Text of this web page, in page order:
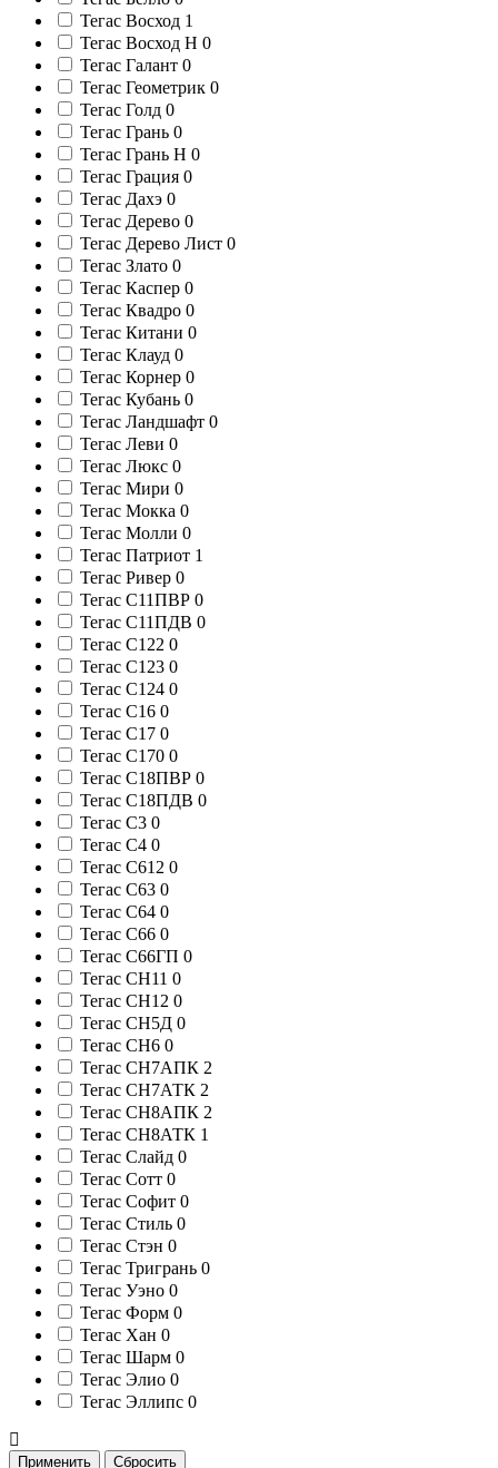
Тегас Восход 1
Тегас Восход Н 0
Тегас Галант 0
Тегас Геометрик 0
Тегас Голд 0
Тегас Грань 0
Тегас Грань Н 0
Тегас Грация 0
Тегас Дахэ 0
Тегас Дерево 0
Тегас Дерево Лист 0
Тегас Злато 0
Тегас Каспер 0
Тегас Квадро 0
Тегас Китани 0
Тегас Клауд 0
Тегас Корнер 0
Тегас Кубань 0
Тегас Ландшафт 0
Тегас Леви 0
Тегас Люкс 0
Тегас Мири 0
Тегас Мокка 0
Тегас Молли 0
Тегас Патриот 1
Тегас Ривер 0
Тегас С11ПВР 0
Тегас С11ПДВ 0
Тегас С122 0
Тегас С123 0
Тегас С124 0
Тегас С16 0
Тегас С17 0
Тегас С170 0
Тегас С18ПВР 0
Тегас С18ПДВ 0
Тегас С3 0
Тегас С4 0
Тегас С612 0
Тегас С63 0
Тегас С64 0
Тегас С66 0
Тегас С66ГП 0
Тегас СН11 0
Тегас СН12 0
Тегас СН5Д 0
Тегас СН6 0
Тегас СН7АПК 2
Тегас СН7АТК 2
Тегас СН8АПК 2
Тегас СН8АТК 1
Тегас Слайд 0
Тегас Сотт 0
Тегас Софит 0
Тегас Стиль 0
Тегас Стэн 0
Тегас Тригрань 0
Тегас Уэно 0
Тегас Форм 0
Тегас Хан 0
Тегас Шарм 0
Тегас Элио 0
Тегас Эллипс 0